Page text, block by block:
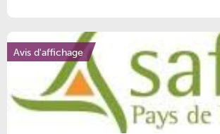
Avis d'affichage